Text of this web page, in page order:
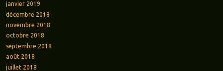
janvier 2019
décembre 2018
novembre 2018
octobre 2018
septembre 2018
août 2018
juillet 2018